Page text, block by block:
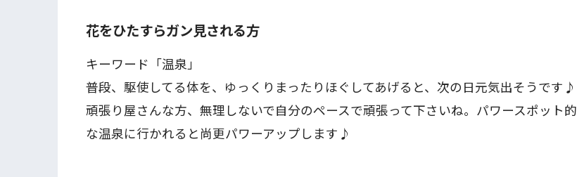
花をひたすらガン見される方
キーワード「温泉」
普段、駆使してる体を、ゆっくりまったりほぐしてあげると、次の日元気出そうです♪
頑張り屋さんな方、無理しないで自分のペースで頑張って下さいね。パワースポット的
な温泉に行かれると尚更パワーアップします♪